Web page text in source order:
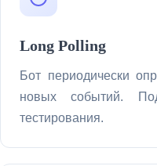
Long Polling
Бот периодически
новых событий.
тестирования.